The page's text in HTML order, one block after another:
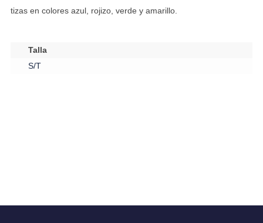
tizas en colores azul, rojizo, verde y amarillo.
Talla
S/T